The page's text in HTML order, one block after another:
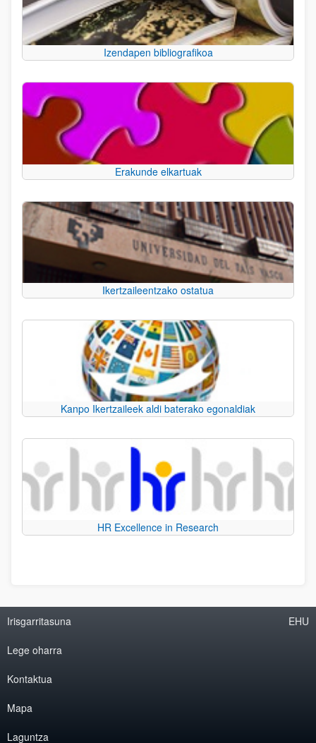
Izendapen bibliografikoa
Erakunde elkartuak
Ikertzaileentzako ostatua
Kanpo Ikertzaileek aldi baterako egonaldiak
HR Excellence in Research
Irisgarritasuna
Lege oharra
Kontaktua
Mapa
Laguntza
EHU